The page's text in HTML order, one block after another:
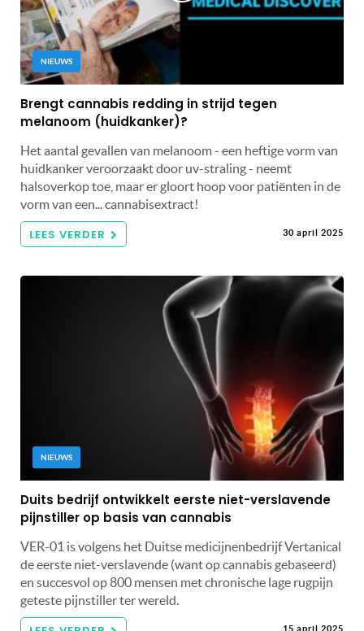
NIEUWS
Brengt cannabis redding in strijd tegen
melanoom (huidkanker)?
Het aantal gevallen van melanoom - een heftige vorm van
huidkanker veroorzaakt door uv-straling - neemt
halsoverkop toe, maar er gloort hoop voor patiënten in de
vorm van een... cannabisextract!
LEES VERDER 30 april 2025
NIEUWS
Duits bedrijf ontwikkelt eerste niet-verslavende
pijnstiller op basis van cannabis
VER-01 is volgens het Duitse medicijnenbedrijf Vertanical
de eerste niet-verslavende (want op cannabis gebaseerd)
en succesvol op 800 mensen met chronische lage rugpijn
geteste pijnstiller ter wereld.
15 april 2025